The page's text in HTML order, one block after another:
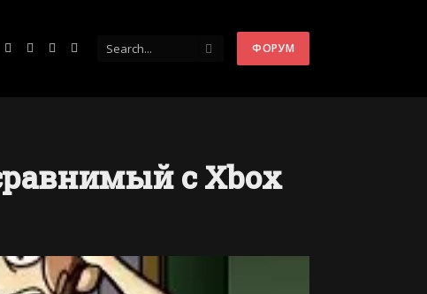
VKontakte
Instagram
YouTubeTelegram ФОРУМ
с Xbox